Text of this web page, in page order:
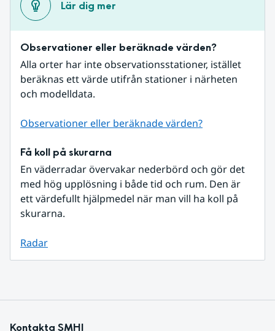
Lär dig mer
Observationer eller beräknade värden?
Alla orter har inte observationsstationer, istället
beräknas ett värde utifrån stationer i närheten
och modelldata.
Observationer eller beräknade värden?
Få koll på skurarna
En väderradar övervakar nederbörd och gör det
med hög upplösning i både tid och rum. Den är
ett värdefullt hjälpmedel när man vill ha koll på
skurarna.
Radar
Kontakta SMHI